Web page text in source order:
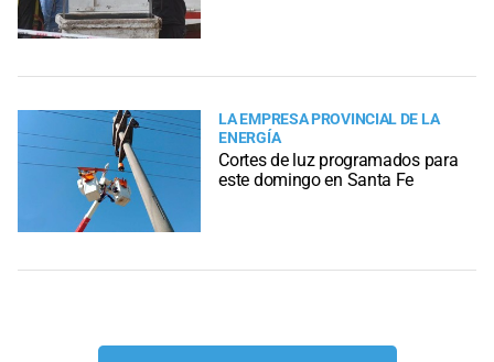
LA EMPRESA PROVINCIAL DE LA
ENERGÍA
Cortes de luz programados para
este domingo en Santa Fe